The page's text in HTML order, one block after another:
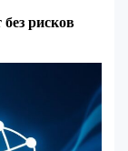
рисков